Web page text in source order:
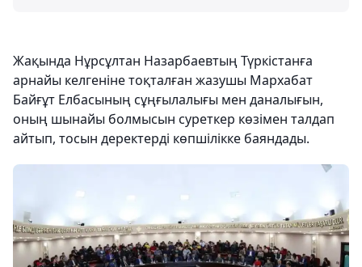
Жақында Нұрсұлтан Назарбаевтың Түркістанға
арнайы келгеніне тоқталған жазушы Мархабат
Байғұт Елбасының сұңғылалығы мен даналығын,
оның шынайы болмысын суреткер көзімен талдап
айтып, тосын деректерді көпшілікке баяндады.